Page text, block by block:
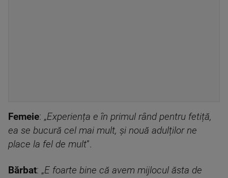
Femeie: „Experiența e în primul rând pentru fetiță,
ea se bucură cel mai mult, și nouă adulților ne
place la fel de mult”.
Bărbat: „E foarte bine că avem mijlocul ăsta de